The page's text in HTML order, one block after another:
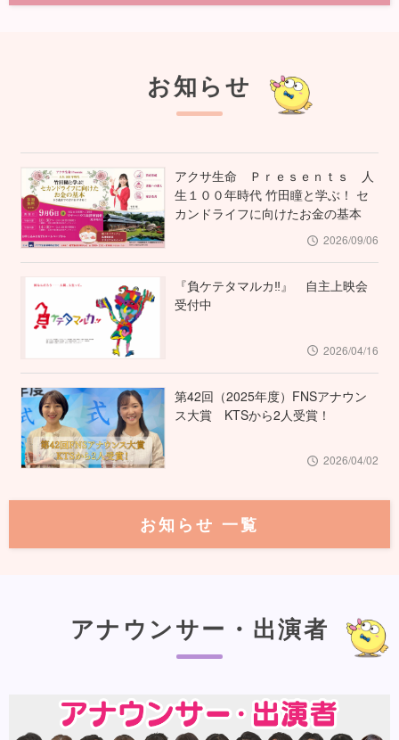
お知らせ
アクサ生命 Ｐｒｅｓｅｎｔｓ 人
生１００年時代 竹田瞳と学ぶ！ セ
カンドライフに向けたお金の基本
2026/09/06
『負ケテタマルカ‼︎』 自主上映会
受付中
2026/04/16
第42回（2025年度）FNSアナウン
ス大賞 KTSから2人受賞！
2026/04/02
お知らせ 一覧
アナウンサー・出演者